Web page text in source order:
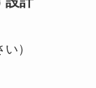
）